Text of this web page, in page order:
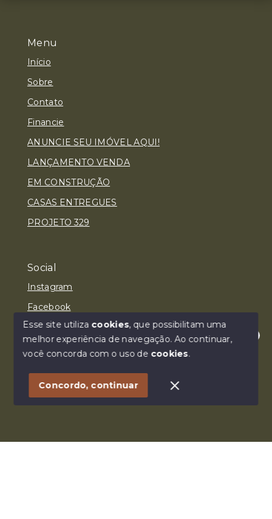
Olá! Estamos disponíveis para te ajudar.
Menu
Início
Sobre
Contato
Financie
ANUNCIE SEU IMÓVEL AQUI!
LANÇAMENTO VENDA
EM CONSTRUÇÃO
CASAS ENTREGUES
PROJETO 329
Social
Instagram
Facebook
© Copyright 2026 - SANTTO IMÓVEL LTDA. - Todos os
SITE PARA IMOBILIARIA
Esse site utiliza cookies, que possibilitam uma
melhor experiência de navegação.Ao continuar,
você concorda com o uso de cookies.
Concordo, continuar